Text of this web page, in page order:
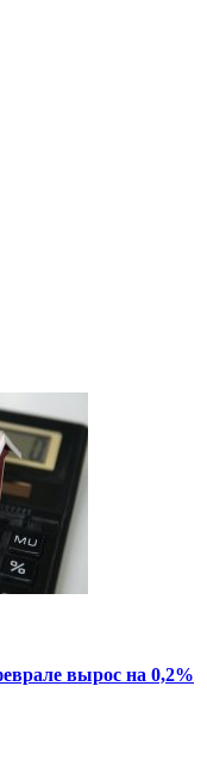
вырос на 0,2%